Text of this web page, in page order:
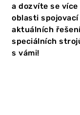
a dozvíte se
oblasti
aktuálních
speciálních
s vámi!